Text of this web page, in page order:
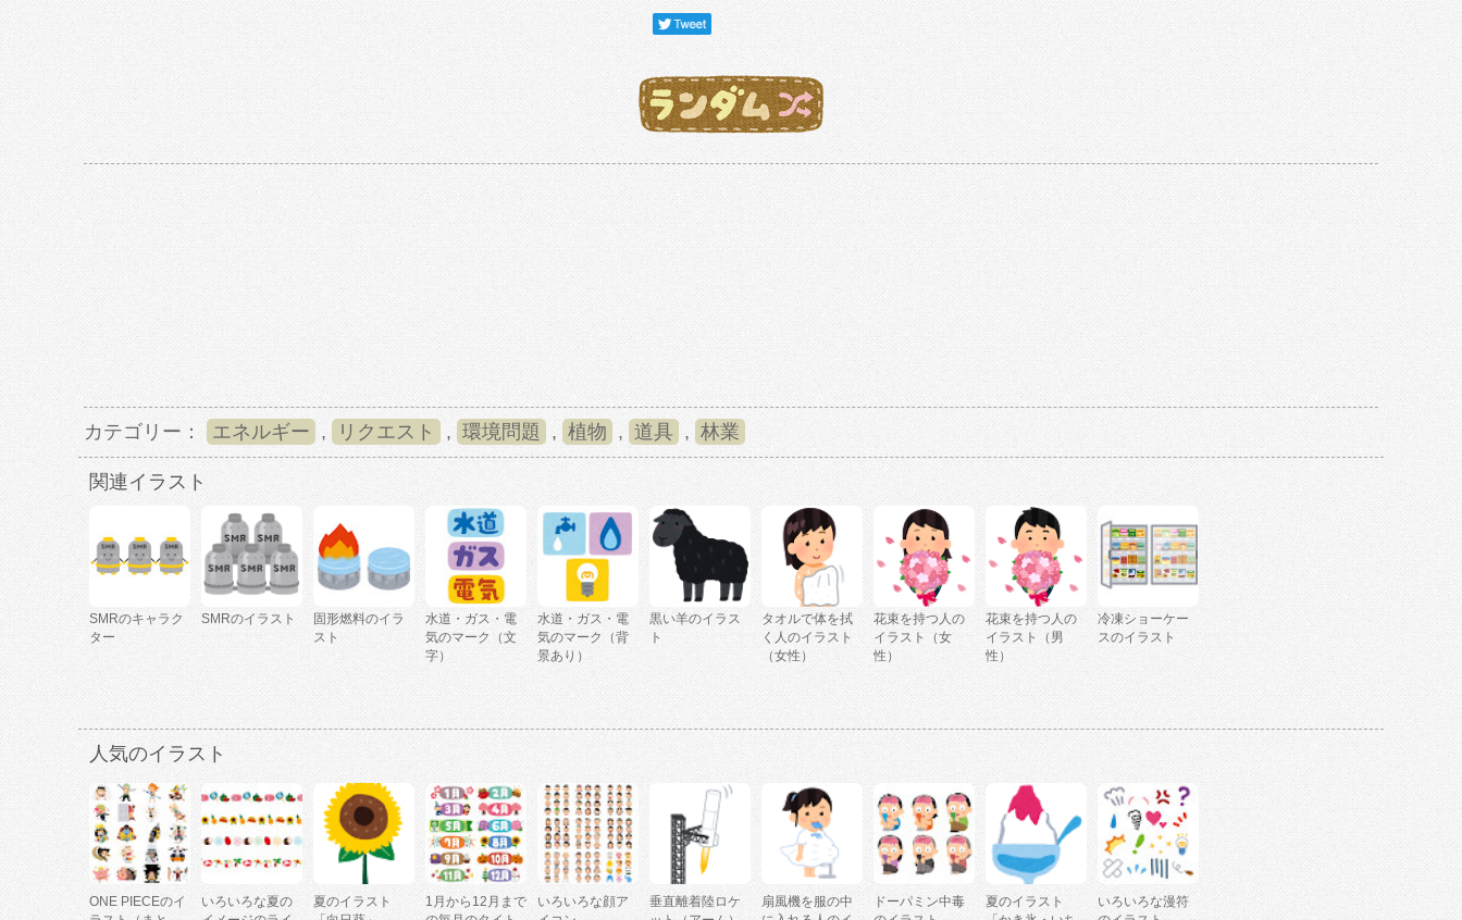
カテゴリー： エネルギー , リクエスト , 環境問題 , 植物 , 道具 , 林業
関連イラスト
SMRのキャラク
ター
SMRのイラスト
固形燃料のイラ
スト
水道・ガス・電
気のマーク（文
字）
水道・ガス・電
気のマーク（背
景あり）
黒い羊のイラス
ト
タオルで体を拭
く人のイラスト
（女性）
花束を持つ人の
イラスト（女
性）
花束を持つ人の
イラスト（男
性）
冷凍ショーケー
スのイラスト
人気のイラスト
ONE PIECEのイ
いろいろな夏の
夏のイラスト
1月から12月まで
いろいろな顔ア
垂直離着陸ロケ
扇風機を服の中
ドーパミン中毒
夏のイラスト
いろいろな漫符